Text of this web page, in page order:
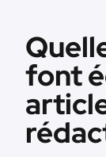
font